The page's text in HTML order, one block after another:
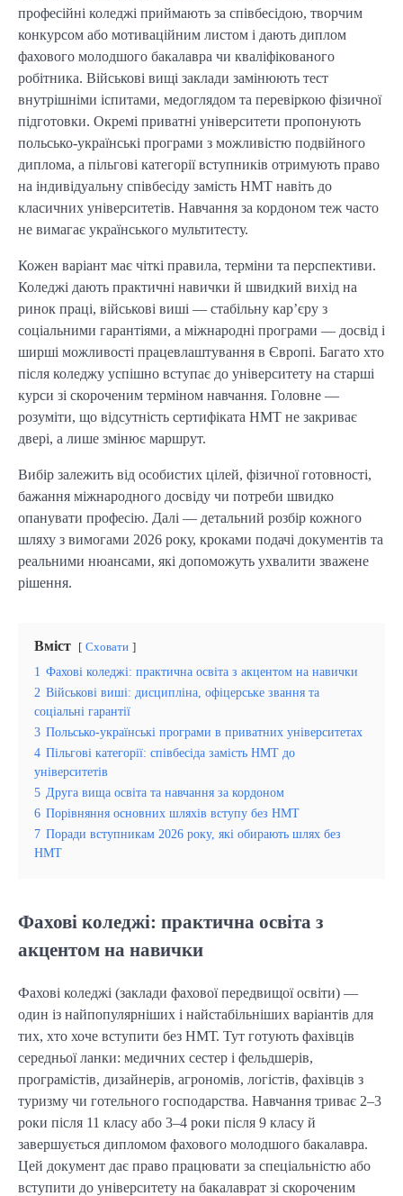
професійні коледжі приймають за співбесідою, творчим
конкурсом або мотиваційним листом і дають диплом
фахового молодшого бакалавра чи кваліфікованого
робітника. Військові вищі заклади замінюють тест
внутрішніми іспитами, медоглядом та перевіркою фізичної
підготовки. Окремі приватні університети пропонують
польсько-українські програми з можливістю подвійного
диплома, а пільгові категорії вступників отримують право
на індивідуальну співбесіду замість НМТ навіть до
класичних університетів. Навчання за кордоном теж часто
не вимагає українського мультитесту.
Кожен варіант має чіткі правила, терміни та перспективи.
Коледжі дають практичні навички й швидкий вихід на
ринок праці, військові виші — стабільну кар’єру з
соціальними гарантіями, а міжнародні програми — досвід і
ширші можливості працевлаштування в Європі. Багато хто
після коледжу успішно вступає до університету на старші
курси зі скороченим терміном навчання. Головне —
розуміти, що відсутність сертифіката НМТ не закриває
двері, а лише змінює маршрут.
Вибір залежить від особистих цілей, фізичної готовності,
бажання міжнародного досвіду чи потреби швидко
опанувати професію. Далі — детальний розбір кожного
шляху з вимогами 2026 року, кроками подачі документів та
реальними нюансами, які допоможуть ухвалити зважене
рішення.
Вміст Сховати
1 Фахові коледжі: практична освіта з акцентом на навички
2 Військові виші: дисципліна, офіцерське звання та
соціальні гарантії
3 Польсько-українські програми в приватних університетах
4 Пільгові категорії: співбесіда замість НМТ до
університетів
5 Друга вища освіта та навчання за кордоном
6 Порівняння основних шляхів вступу без НМТ
7 Поради вступникам 2026 року, які обирають шлях без
НМТ
Фахові коледжі: практична освіта з
акцентом на навички
Фахові коледжі (заклади фахової передвищої освіти) —
один із найпопулярніших і найстабільніших варіантів для
тих, хто хоче вступити без НМТ. Тут готують фахівців
середньої ланки: медичних сестер і фельдшерів,
програмістів, дизайнерів, агрономів, логістів, фахівців з
туризму чи готельного господарства. Навчання триває 2–3
роки після 11 класу або 3–4 роки після 9 класу й
завершується дипломом фахового молодшого бакалавра.
Цей документ дає право працювати за спеціальністю або
вступити до університету на бакалаврат зі скороченим